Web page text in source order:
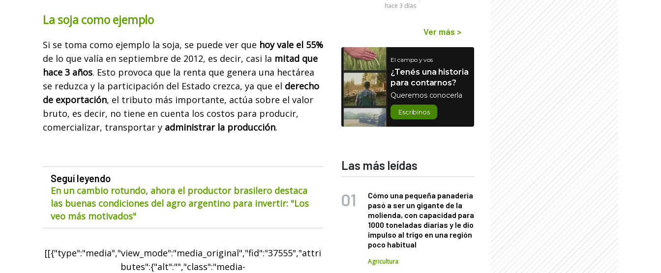
La soja como ejemplo
Si se toma como ejemplo la soja, se puede ver que hoy vale el 55%
de lo que valía en septiembre de 2012, es decir, casi la mitad que
hace 3 años. Esto provoca que la renta que genera una hectárea
se reduzca y la participación del Estado crezca, ya que el derecho
de exportación, el tributo más importante, actúa sobre el valor
bruto, es decir, no tiene en cuenta los costos para producir,
comercializar, transportar y administrar la producción.
Seguí leyendo
En un cambio rotundo, ahora el productor brasilero destaca
las buenas condiciones del agro argentino para invertir: "Los
veo más motivados"
[[{"type":"media","view_mode":"media_original","fid":"37555","attri
butes":{"alt":"","class":"media-
hace 3 días
Ver más >
El campo y vos
¿Tenés una historia
para contarnos?
Queremos conocerla
Escribinos
Las más leídas
Cómo una pequeña panadería
pasó a ser un gigante de la
molienda, con capacidad para
1000 toneladas diarias y le dio
impulso al trigo en una región
poco habitual
Agricultura